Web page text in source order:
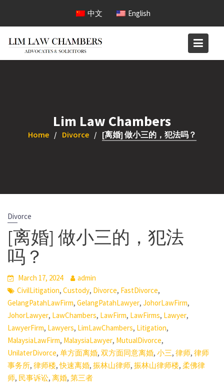
content
中文 English
Lim Law Chambers
Home Divorce [离婚] 做小三的，犯法吗？
Divorce
[离婚] 做小三的，犯法
吗？
March 17, 2024
admin
CivilLitigation, Custody, Divorce, FastDivorce,
GelangPatahLawFirm, GelangPatahLawyer, JohorLawFirm,
JohorLawyer, LawChambers, LawFirm, LawFirms, Lawyer,
LawyerFirm, Lawyers, LimLawChambers, Litigation,
MalaysiaLawFirm, MalaysiaLawyer, MutualDivorce,
UnilaterDivorce, 单方面离婚, 双方面同意离婚, 小三, 律师, 律师
事务所, 律师楼,快速离婚, 振林山律师, 振林山律师楼, 柔佛律
师, 民事诉讼, 离婚, 第三者